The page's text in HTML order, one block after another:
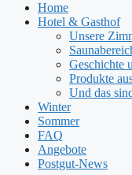
Home
Hotel & Gasthof
Unsere
Geschichte
Produkte
Und das
Winter
Sommer
FAQ
Angebote
Postgut-News